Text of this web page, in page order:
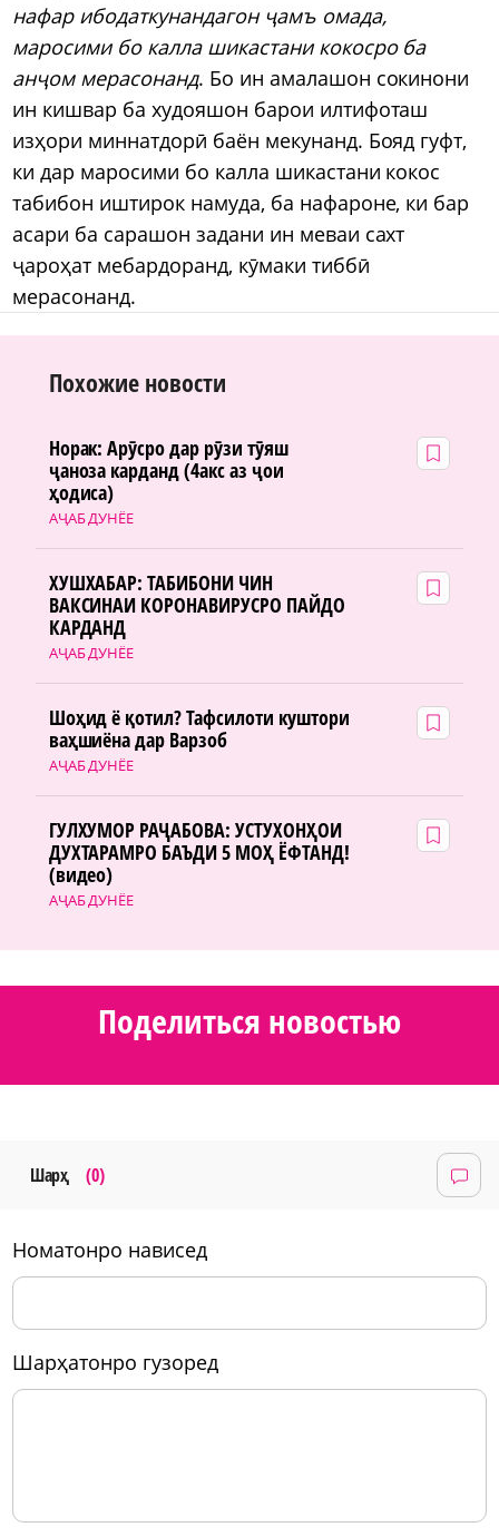
нафар ибодаткунандагон ҷамъ омада,
маросими бо калла шикастани кокосро ба
анҷом мерасонанд. Бо ин амалашон сокинони
ин кишвар ба худояшон барои илтифоташ
изҳори миннатдорӣ баён мекунанд. Бояд гуфт,
ки дар маросими бо калла шикастани кокос
табибон иштирок намуда, ба нафароне, ки бар
асари ба сарашон задани ин меваи сахт
ҷароҳат мебардоранд, кӯмаки тиббӣ
мерасонанд.
Похожие новости
АҶАБ ДУНЁЕ
Норак: Арӯсро дар рӯзи тӯяш
ҷаноза карданд (4акс аз ҷои
ҳодиса)
АҶАБ ДУНЁЕ
ХУШХАБАР: ТАБИБОНИ ЧИН
ВАКСИНАИ КОРОНАВИРУСРО ПАЙДО
КАРДАНД
АҶАБ ДУНЁЕ
Шоҳид ё қотил? Тафсилоти куштори
ваҳшиёна дар Варзоб
АҶАБ ДУНЁЕ
ГУЛХУМОР РАҶАБОВА: УСТУХОНҲОИ
ДУХТАРАМРО БАЪДИ 5 МОҲ ЁФТАНД!
(видео)
Поделиться новостью
Шарҳ (0)
номатонро нависед
шарҳатонро гузоред